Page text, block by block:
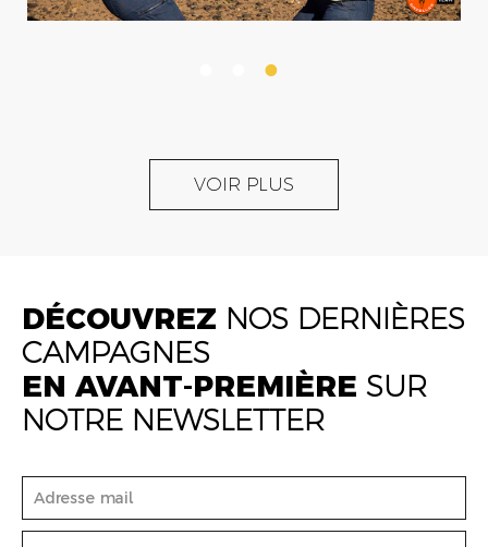
VOIR PLUS
DÉCOUVREZ NOS DERNIÈRES
CAMPAGNES
EN AVANT-PREMIÈRE SUR
NOTRE NEWSLETTER